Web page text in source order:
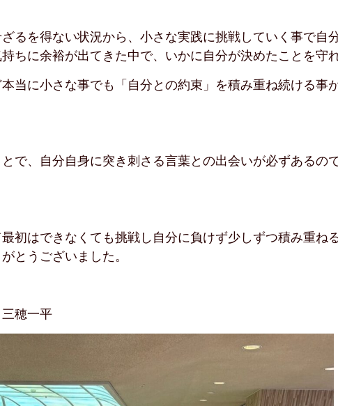
るを得ない状況から、小さな実践に挑戦していく事で自
ちに余裕が出てきた中で、いかに自分が決めたことを守
当に小さな事でも「自分との約束」を積み重ね続ける事
で、自分自身に突き刺さる言葉との出会いが必ずあるの
初はできなくても挑戦し自分に負けず少しずつ積み重ね
とうございました。
穂一平